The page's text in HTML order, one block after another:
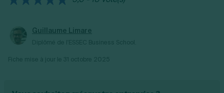
Guillaume Limare